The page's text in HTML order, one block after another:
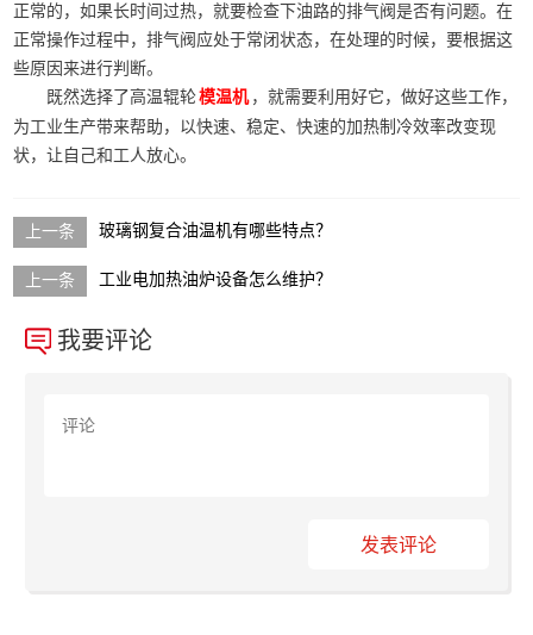
正常的，如果长时间过热，就要检查下油路的排气阀是否有问题。在
正常操作过程中，排气阀应处于常闭状态，在处理的时候，要根据这
些原因来进行判断。
既然选择了高温辊轮模温机 ，就需要利用好它，做好这些工作，
为工业生产带来帮助，以快速、稳定、快速的加热制冷效率改变现
状，让自己和工人放心。
玻璃钢复合油温机有哪些特点？
工业电加热油炉设备怎么维护？
我要评论
发表评论